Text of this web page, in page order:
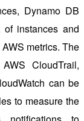
Dynamo DB
instances and
metrics. The
CloudTrail,
can be
to measure the